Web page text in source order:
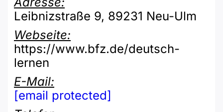
Leibnizstraße 9, 89231 Neu-Ulm
Webseite:
https://www.bfz.de/deutsch-
lernen
E-Mail:
[email protected]